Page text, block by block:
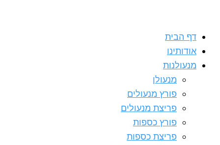
דף הבית
אודותינו
מנעולנות
מנעולן
פורץ מנעולים
פריצת מנעולים
פורץ כספות
פריצת כספות